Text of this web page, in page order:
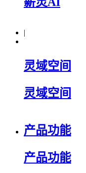
|
灵域空间
灵域空间
产品功能
产品功能